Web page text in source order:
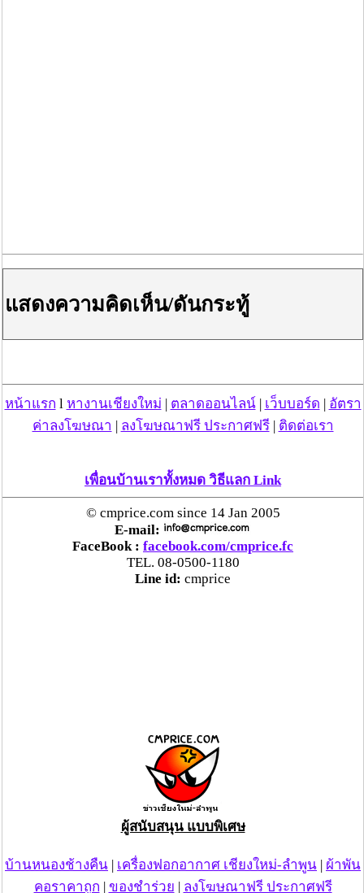
เม็ด รถมอเตอร์ 1 คัน ส่วนผู้ต้องสงสัยคนที่ 2 เป็นคนไทย
เพศชายอาศัย ตรวจค้นพบอุปกรณ์ สำหรับแบกไม้ ไม้ขีด
ไฟ ตะปู และรถมอเตอร์ 1 คัน เหตุเกิดที่ห้วยหลวง บ้านสบ
แพม ต.ทุ่งยาว อ.ปาย จ.แม่ฮ่องสอน แจ้งข้อกล่าวหา เข้า
ส่งพนักงานสอบสวน สภ. ปาย ข้อกล่าวหาเข้าพื้นที่เขต
รักษาพันธุ์สัตว์ป่าโดยไม่ได้รับอนุญาต เพื่อดำเนินคดีตาม
กฎหมายต่อไป
อุทยานแห่งชาติ เขตรักษาพันธุ์สัตว์ป่า เขตห้ามล่าสัตว์ป่า
วนอุทยาน สวนพฤกษศาสตร์ สวนรุกขชาติ มีบทลงโทษที่
หนักคือ จำคุกสูงสุด 20 ปี ปรับสูงสุด 2 ล้านบาท หรือทั้งจำทั้ง
ปรับ จึงขอให้พี่น้องประชาชน ที่อยู่อาศัยใกล้แนวเขตอุทยา
นฯ ตลอดจนพื้นที่อนุรักษ์อื่นๆ และผู้ที่เดินทางเข้ามาท่อง
เที่ยว ได้ร่วมด้วยช่วยกันดูแลปกป้องผืนป่า ไม่ให้เกิดไฟป่า
และหากพบเห็นบุคคลใดจุดไฟ หรือบริเวณใดเกิดไฟป่า ขอ
แสดงความคิดเห็น/ดันกระทู้
หน้าแรก l หางานเชียงใหม่ | ตลาดออนไลน์| เว็บบอร์ด | อัตรา
ค่าลงโฆษณา | ลงโฆษณาฟรี ประกาศฟรี| ติดต่อเรา
เพื่อนบ้านเราทั้งหมด วิธีแลก Link
© cmprice.com since 14 Jan 2005
E-mail:
FaceBook : facebook.com/cmprice.fc
TEL. 08-0500-1180
Line id: cmprice
ผู้สนับสนุน แบบพิเศษ
บ้านหนองช้างคืน | เครื่องฟอกอากาศ เชียงใหม่-ลำพูน | ผ้าพัน
คอราคาถูก | ของชำร่วย | ลงโฆษณาฟรี ประกาศฟรี